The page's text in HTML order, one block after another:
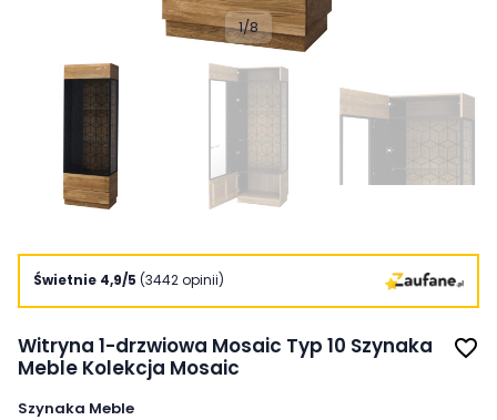
1/8
Świetnie 4,9/5 (3442 opinii)
Witryna 1-drzwiowa Mosaic Typ 10 Szynaka
Meble Kolekcja Mosaic
favorite_border
Szynaka Meble